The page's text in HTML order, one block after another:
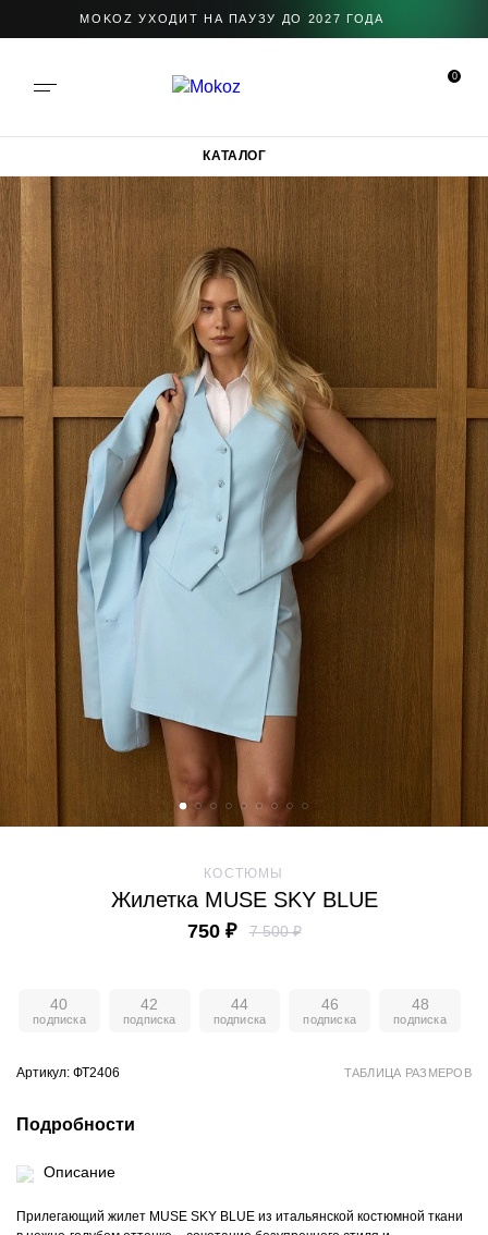
MOKOZ УХОДИТ НА ПАУЗУ ДО 2027 ГОДА
0
КОСТЮМЫ
Жилетка MUSE SKY BLUE
750 ₽ 7 500 ₽
40 42 44 46 48
Артикул: ФТ2406 ТАБЛИЦА РАЗМЕРОВ
Подробности
Описание
Прилегающий жилет MUSE SKY BLUE из итальянской костюмной ткани